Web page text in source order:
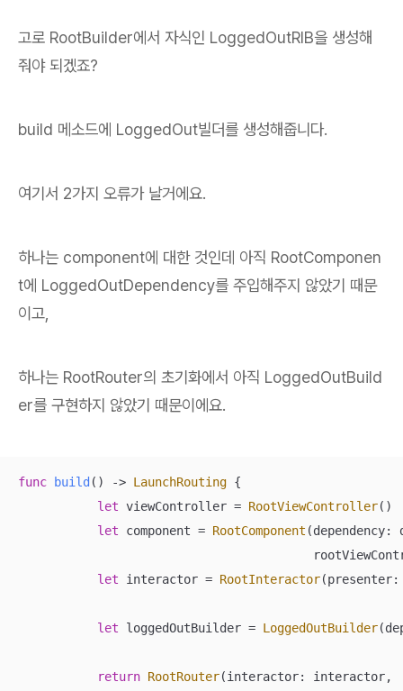
고로 RootBuilder에서 자식인 LoggedOutRIB을 생성해
줘야 되겠죠?
build 메소드에 LoggedOut빌더를 생성해줍니다.
여기서 2가지 오류가 날거에요.
하나는 component에 대한 것인데 아직 RootComponen
t에 LoggedOutDependency를 주입해주지 않았기 때문
이고,
하나는 RootRouter의 초기화에서 아직 LoggedOutBuild
er를 구현하지 않았기 때문이에요.
func build () -> LaunchRouting {
let viewController = RootViewController()
let component = RootComponent (dependency:
let interactor = RootInteractor
let loggedOutBuilder = LoggedOutBuilder
return RootRouter(interactor: interactor,